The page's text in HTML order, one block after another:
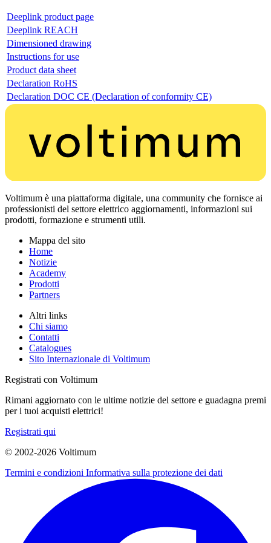
Deeplink product page
Deeplink REACH
Dimensioned drawing
Instructions for use
Product data sheet
Declaration RoHS
Declaration DOC CE (Declaration of conformity CE)
Voltimum è una piattaforma digitale, una community che fornisce ai
professionisti del settore elettrico aggiornamenti, informazioni sui
prodotti, formazione e strumenti utili.
Mappa del sito
Home
Notizie
Academy
Prodotti
Partners
Altri links
Chi siamo
Contatti
Catalogues
Sito Internazionale di Voltimum
Registrati con Voltimum
Rimani aggiornato con le ultime notizie del settore e guadagna premi
per i tuoi acquisti elettrici!
Registrati qui
© 2002-2026 Voltimum
Termini e condizioni Informativa sulla protezione dei dati